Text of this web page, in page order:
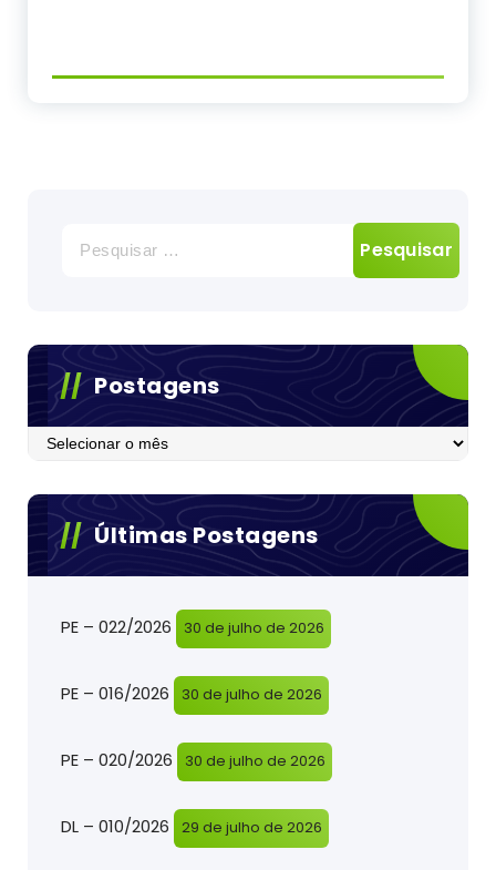
por:
Postagens
Postagens
Últimas Postagens
PE – 022/2026 30 de julho de 2026
PE – 016/2026 30 de julho de 2026
PE – 020/2026 30 de julho de 2026
DL – 010/2026 29 de julho de 2026